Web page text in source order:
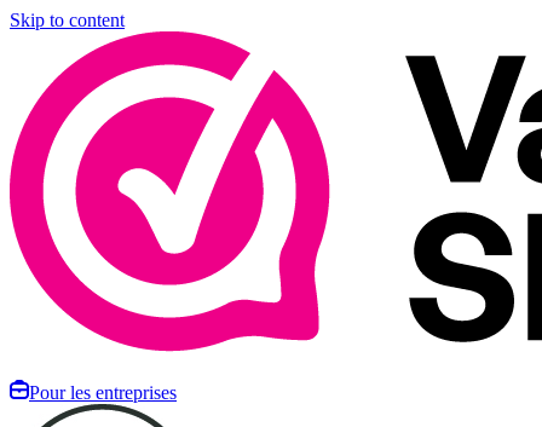
Skip to content
Pour les entreprises